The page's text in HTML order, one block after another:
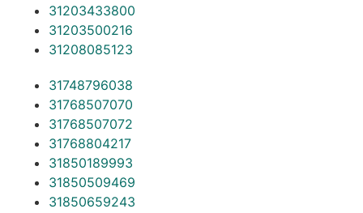
31203433800
31203500216
31208085123
31748796038
31768507070
31768507072
31768804217
31850189993
31850509469
31850659243